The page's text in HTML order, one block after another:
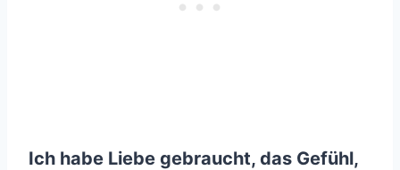
Ich habe Liebe gebraucht, das Gefühl,